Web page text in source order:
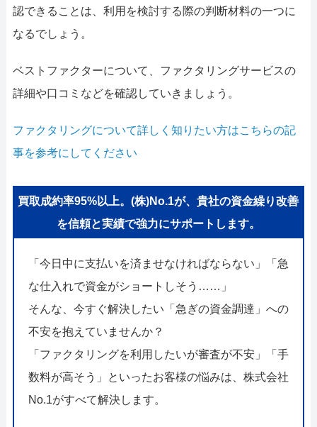
認できることは、利用を検討する際の判断材料の一つに
なるでしょう。
ベストファクターについて、ファクタリングサービスの
詳細や口コミなどを確認していきましょう。
ファクタリングについて詳しく知りたい方はこちらの記
事を参考にしてください
買取成約率95%以上。(株)No.1が、貴社の資金繰り改善
を信頼と実績で強力にサポートします。
「今日中に支払いを済ませなければならない」「急
な仕入れで資金がショートしそう……」
そんな、今すぐ解決したい「急ぎの資金調達」への
不安を抱えていませんか？
「ファクタリングを利用したいが審査が不安」「手
数料が高そう」といったお客様の悩みは、株式会社
No.1がすべて解決します。